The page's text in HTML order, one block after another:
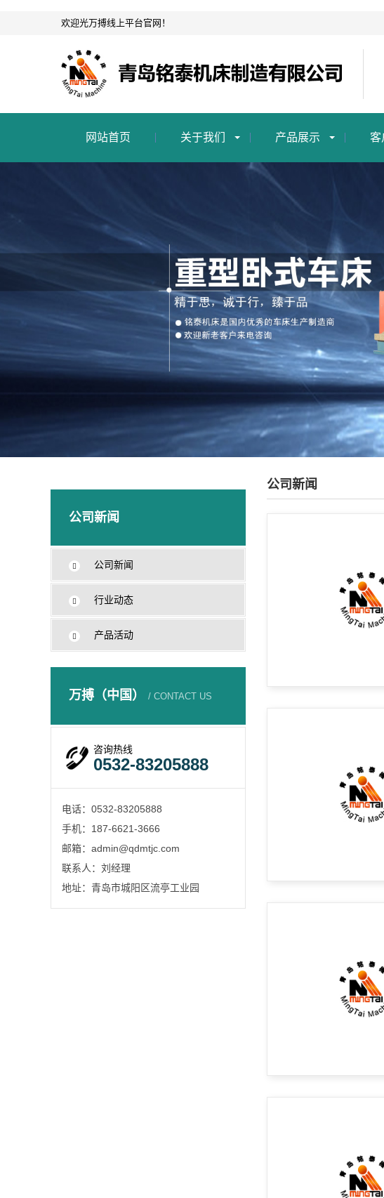
欢迎光万搏线上平台官网！
网站首页 关于我们 产品展示 客
公司新闻
公司新闻
行业动态
产品活动
万搏（中国） / CONTACT US
咨询热线
0532-83205888
电话：0532-83205888
手机：187-6621-3666
邮箱：admin@qdmtjc.com
联系人：刘经理
地址：青岛市城阳区流亭工业园
公司新闻